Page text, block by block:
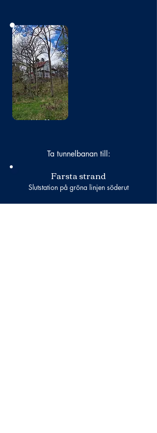
Bild
saknas
Ta tunnelbanan till:
Farsta strand
Slutstation på gröna linjen söderut